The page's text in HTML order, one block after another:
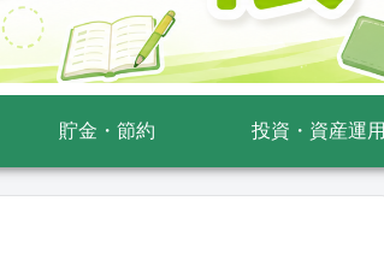
貯金・節約 投資・資産運用